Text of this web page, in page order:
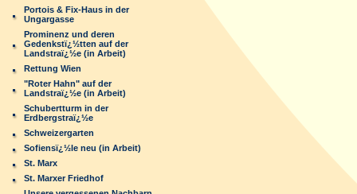
Portois & Fix-Haus in der
Ungargasse
Prominenz und deren
Gedenkstï¿½tten auf der
Landstraï¿½e (in Arbeit)
Rettung Wien
"Roter Hahn" auf der
Landstraï¿½e (in Arbeit)
Schubertturm in der
Erdbergstraï¿½e
Schweizergarten
Sofiensï¿½le neu (in Arbeit)
St. Marx
St. Marxer Friedhof